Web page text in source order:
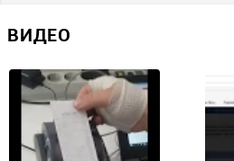
Термопринтер
Печать реквизитов покупателя
Есть
Ресурс термоголовки, км
50
ВИДЕО